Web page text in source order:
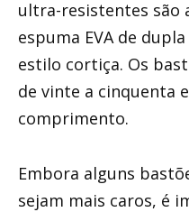
ultra-resistentes são
espuma EVA de
estilo cortiça. Os
de vinte a cinquenta
comprimento.
Embora alguns
sejam mais caros, é